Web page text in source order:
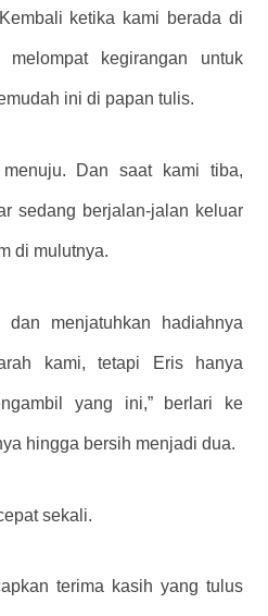
ketika kami berada di
kegirangan untuk
ini di papan tulis.
Dan saat kami tiba,
sedang berjalan-jalan keluar
di mulutnya.
dan menjatuhkan hadiahnya
kami, tetapi Eris hanya
yang ini,” berlari ke
hingga bersih menjadi dua.
sekali.
terima kasih yang tulus